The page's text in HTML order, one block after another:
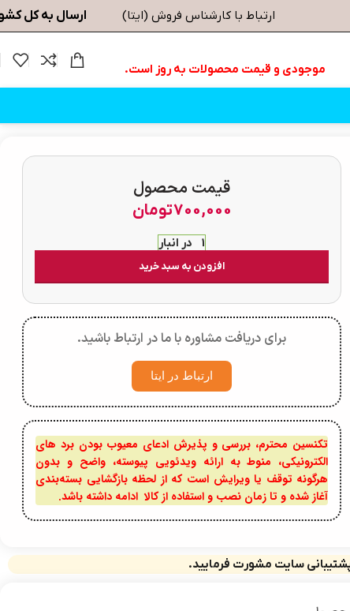
ارتباط با کارشناس فروش (ایتا) ارسال به کل
موجودی و قیمت محصولات به روز است.
قیمت محصول
700,000تومان
1 در انبار
افزودن به سبد خرید
برای دریافت مشاوره با ما در ارتباط باشید.
ارتباط در ایتا
تکنسین محترم، بررسی و پذیرش ادعای معیوب بودن برد های
الکترونیکی، منوط به ارائه ویدئویی پیوسته، واضح و بدون
هرگونه توقف یا ویرایش است که از لحظه بازگشایی بسته‌بندی
آغاز شده و تا زمان نصب و استفاده از کالا ادامه داشته باشد.
سایت مشورت فرمایید.